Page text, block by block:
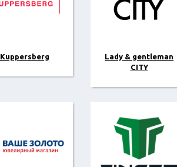
Kuppersberg
Lady & gentleman
CITY